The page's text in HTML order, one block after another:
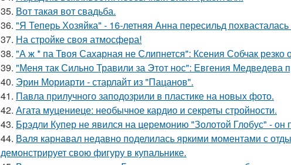
35. Вот такая вот свадьба.
36. "Я Теперь Хозяйка" - 16-летняя Анна пересильд
37. На стройке своя атмосфера!
38. "А ж * па Твоя Сахарная не Слипнется": Ксения Собчак резко
39. "Меня так Сильно Травили за Этот нос": Евгения Медведева
40. Эрин Мориарти - старлайт из "Пацанов".
41. Павла прилучного заподозрили в пластике на новых фото.
42. Агата муцениеце: необычное кардио и секреты стройности.
43. Брэдли Купер не явился на церемонию "Золотой Глобус" -
44. Валя карнавал недавно поделилась яркими моментами с
демонстрирует свою фигуру в купальнике.